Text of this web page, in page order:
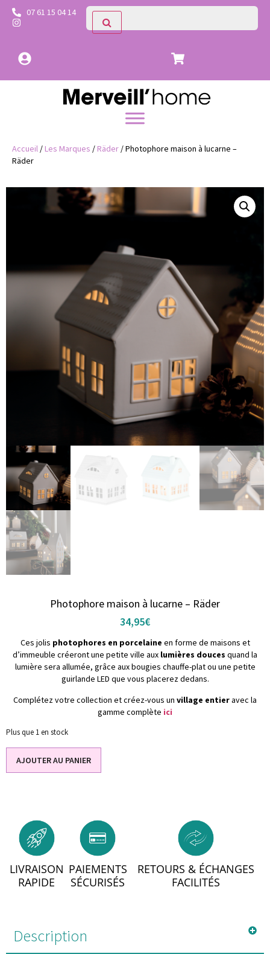
07 61 15 04 14
Accueil /Les Marques /Räder / Photophore maison à lucarne –
Räder
Photophore maison à lucarne – Räder
34,95€
Ces jolis photophores en porcelaine en forme de maisons et
d’immeuble créeront une petite ville aux lumières douces quand la
lumière sera allumée, grâce aux bougies chauffe-plat ou une petite
guirlande LED que vous placerez dedans.
Complétez votre collection et créez-vous un village entieravec la
gamme complète ici
Plus que 1 en stock
AJOUTER AU PANIER
LIVRAISON
RAPIDE
PAIEMENTS
SÉCURISÉS
RETOURS & ÉCHANGES
FACILITÉS
Description